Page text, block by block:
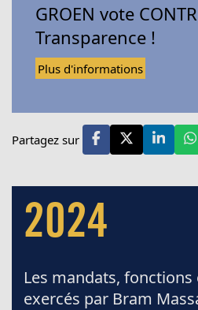
GROEN vote
Transparence !
Plus d'informations
Partagez sur
2024
Les mandats,
exercés par Bram